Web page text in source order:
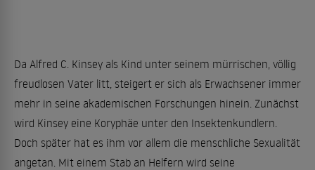
Da Alfred C. Kinsey als Kind unter seinem mürrischen, völlig
freudlosen Vater litt, steigert er sich als Erwachsener immer
mehr in seine akademischen Forschungen hinein. Zunächst
wird Kinsey eine Koryphäe unter den Insektenkundlern.
Doch später hat es ihm vor allem die menschliche Sexualität
angetan. Mit einem Stab an Helfern wird seine